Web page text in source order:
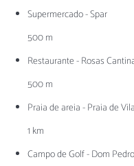
Supermercado - Spar
500 m
Restaurante - Rosas
500 m
Praia de areia - Praia de
1 km
Campo de Golf - Dom